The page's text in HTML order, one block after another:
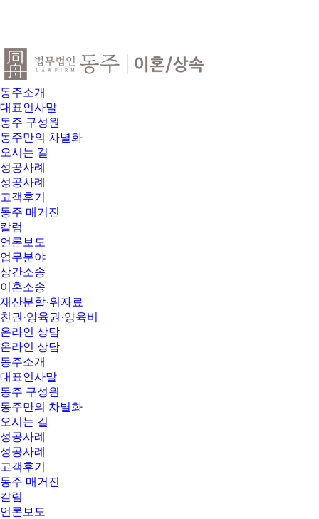
동주소개
대표인사말
동주 구성원
동주만의 차별화
오시는 길
성공사례
성공사례
고객후기
동주 매거진
칼럼
언론보도
업무분야
상간소송
이혼소송
재산분할·위자료
친권·양육권·양육비
온라인 상담
온라인 상담
동주소개
대표인사말
동주 구성원
동주만의 차별화
오시는 길
성공사례
성공사례
고객후기
동주 매거진
칼럼
언론보도